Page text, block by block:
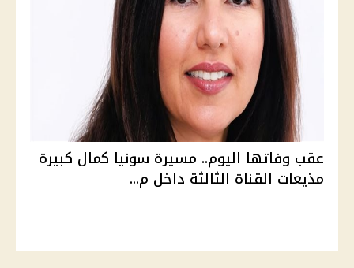
عقب وفاتها اليوم.. مسيرة سونيا كمال كبيرة
مذيعات القناة الثالثة داخل م...